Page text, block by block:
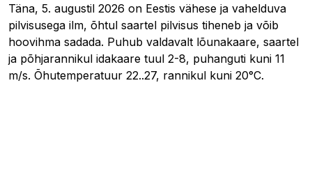
Täna, 5. augustil 2026 on Eestis vähese ja vahelduva
pilvisusega ilm, õhtul saartel pilvisus tiheneb ja võib
hoovihma sadada. Puhub valdavalt lõunakaare, saartel
ja põhjarannikul idakaare tuul 2-8, puhanguti kuni 11
m/s. Õhutemperatuur 22..27, rannikul kuni 20°C.